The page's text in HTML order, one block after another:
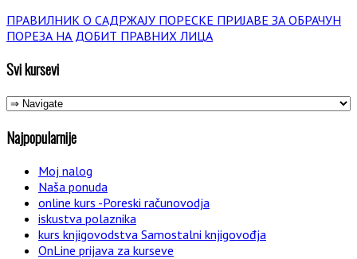
ПРАВИЛНИК О САДРЖАЈУ ПОРЕСКЕ ПРИЈАВЕ ЗА ОБРАЧУН
ПОРЕЗА НА ДОБИТ ПРАВНИХ ЛИЦА
Svi kursevi
Najpopularnije
Moj nalog
Naša ponuda
online kurs -Poreski računovodja
iskustva polaznika
kurs knjigovodstva Samostalni knjigovođja
OnLine prijava za kurseve